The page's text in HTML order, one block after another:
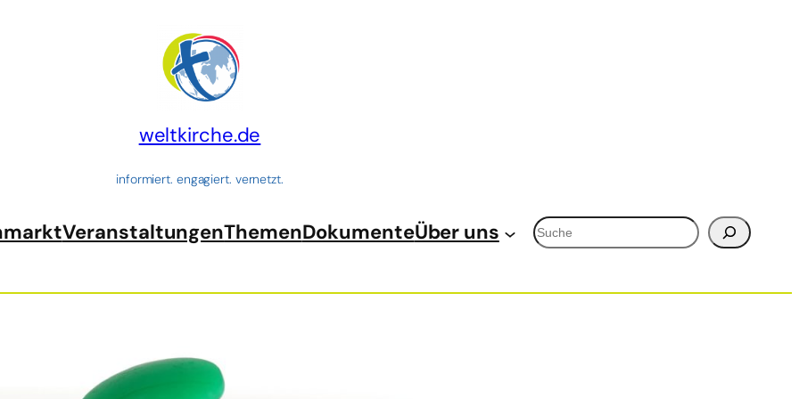
weltkirche.de
informiert. engagiert. vernetzt.
VeranstaltungenThemenDokumenteÜber uns Suchen